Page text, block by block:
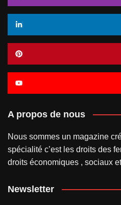
A propos de nous
Nous sommes un magazine
spécialité c’est les droits des
droits économiques , sociaux
Newsletter